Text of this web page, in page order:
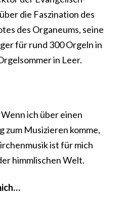
die Faszination des
des Organeums, seine
für rund 300 Orgeln in
in Leer.
ich über einen
zum Musizieren komme,
ist für mich
himmlischen Welt.